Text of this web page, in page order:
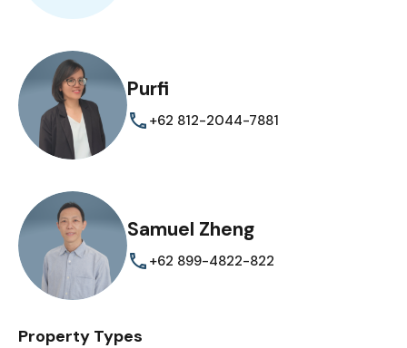
Purfi
+62 812-2044-7881
Samuel Zheng
+62 899-4822-822
Property Types